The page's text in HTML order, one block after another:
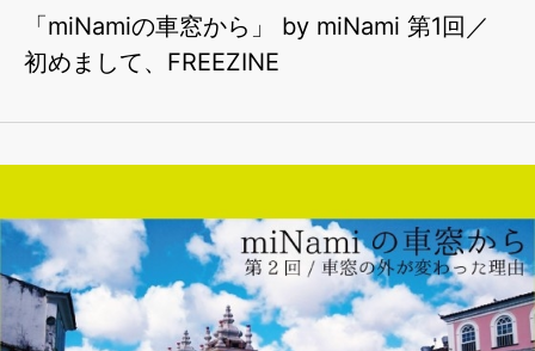
「miNamiの車窓から」 by miNami 第1回／
初めまして、FREEZINE